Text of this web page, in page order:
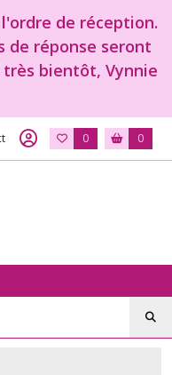
de réception.
de réponse seront
bientôt, Vynnie
0 0